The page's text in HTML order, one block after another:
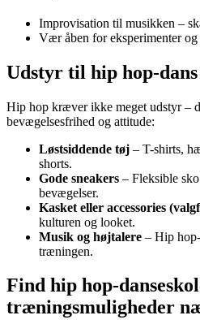
Improvisation til musikken –
Vær åben for eksperimenter
Udstyr til hip hop-dans
Hip hop kræver ikke meget udstyr –
bevægelsesfrihed og attitude:
Løstsiddende tøj – T-shirts,
shorts.
Gode sneakers – Fleksible
bevægelser.
Kasket eller accessories
kulturen og looket.
Musik og højtalere – Hip
træningen.
Find hip hop-
træningsmuligheder